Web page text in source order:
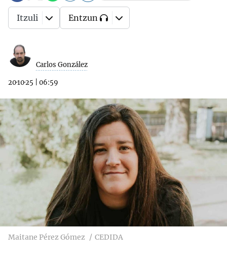
Carlos González
20·10·25 06:59
Itzuli Entzun
Maitane Pérez Gómez CEDIDA